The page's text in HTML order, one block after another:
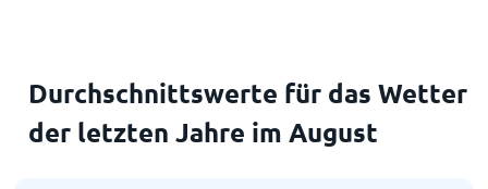
Durchschnittswerte für das Wetter
der letzten Jahre im August